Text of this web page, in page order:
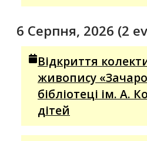
6 Серпня, 2026 (2
Відкриття
живопису
бібліотеці ім. А.
дітей